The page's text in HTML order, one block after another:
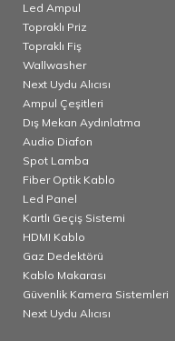
Led Ampul
Topraklı Priz
Topraklı Fiş
Wallwasher
Next Uydu Alıcısı
Ampul Çeşitleri
Dış Mekan Aydınlatma
Audio Diafon
Spot Lamba
Fiber Optik Kablo
Led Panel
Kartlı Geçiş Sistemi
HDMI Kablo
Gaz Dedektörü
Kablo Makarası
Güvenlik Kamera Sistemleri
Next Uydu Alıcısı